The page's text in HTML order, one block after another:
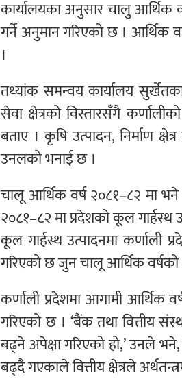
कार्यालयका अनुसार चालु आर्थिक
गर्ने अनुमान गरिएको छ । आर्थिक
।
तथ्यांक समन्वय कार्यालय
सेवा क्षेत्रको विस्तारसँगै
बताए । कृषि उत्पादन, निर्माण
उनलको भनाई छ ।
चालू आर्थिक वर्ष २०८१–८२ मा
२०८१–८२ मा प्रदेशको कूल गार्हस्थ
कूल गार्हस्थ उत्पादनमा कर्णाली
गरिएको छ जुन चालू आर्थिक वर्षको
कर्णाली प्रदेशमा आगामी आर्थिक
गरिएको छ । ‘बैंक तथा वित्तीय
बढ्ने अपेक्षा गरिएको हो,’ उनले
बढ्दै गएकाले वित्तीय क्षेत्रले